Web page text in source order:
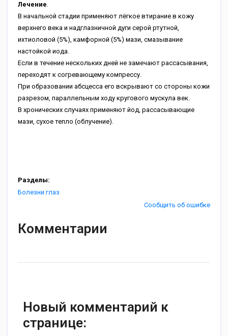
Лечение.
В начальной стадии применяют лёгкое втирание в кожу
верхнего века и надглазничной дуги серой ртутной,
ихтиоловой (5%), камфорной (5%) мази, смазывание
настойкой иода.
Если в течение нескольких дней не замечают рассасывания,
переходят к согревающему компрессу.
При образовании абсцесса его вскрывают со стороны кожи
разрезом, параллельным ходу кругового мускула век.
В хронических случаях применяют йод, рассасывающие
мази, сухое тепло (облучение).
Разделы:
Болезни глаз
Сообщить об ошибке
Комментарии
Новый комментарий к
странице: